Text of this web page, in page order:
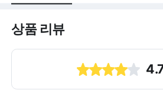
상품 리뷰